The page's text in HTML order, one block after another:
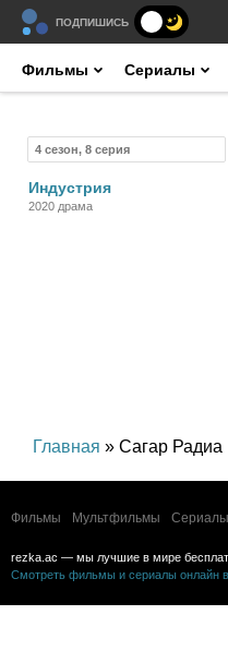
ПОДПИШИСЬ
Фильмы Сериалы
4 сезон, 8 серия
Индустрия
2020 драма
Главная » Сагар Радиа
Фильмы Мультфильмы Сериалы
rezka.ac — мы лучшие в мире
Смотреть фильмы и сериалы онлайн